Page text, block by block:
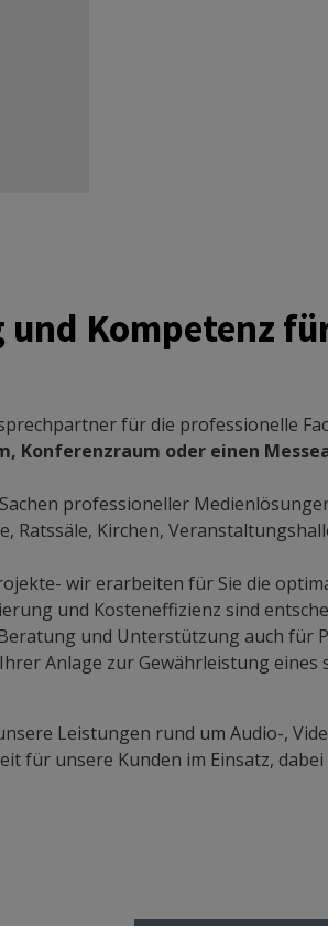
Kompetenz
für die professionelle
Konferenzraum oder einen
professioneller
Ratssäle, Kirchen,
wir erarbeiten für Sie die
und Kosteneffizienz sind
und Unterstützung auch für
Anlage zur Gewährleistung
Leistungen rund um Audio-,
für unsere Kunden im Einsatz,